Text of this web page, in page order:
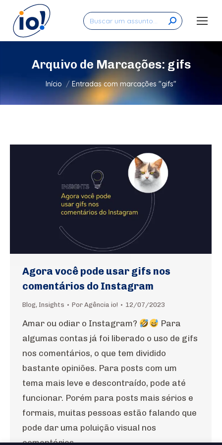
Search:
Arquivo de Marcações: gifs
Você está aqui:
Início Entradas com marcações "gifs"
Agora você pode usar gifs nos
comentários do Instagram
Blog, Insights Por Agência io! 12/07/2023
Amar ou odiar o Instagram?
Para
algumas contas já foi liberado o uso de gifs
nos comentários, o que tem dividido
bastante opiniões. Para posts com um
tema mais leve e descontraído, pode até
funcionar. Porém para posts mais sérios e
formais, muitas pessoas estão falando que
pode dar uma poluição visual nos
comentários.…